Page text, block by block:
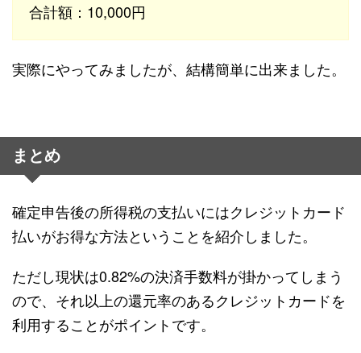
合計額：10,000円
実際にやってみましたが、結構簡単に出来ました。
まとめ
確定申告後の所得税の支払いにはクレジットカード
払いがお得な方法ということを紹介しました。
ただし現状は0.82%の決済手数料が掛かってしまう
ので、それ以上の還元率のあるクレジットカードを
利用することがポイントです。